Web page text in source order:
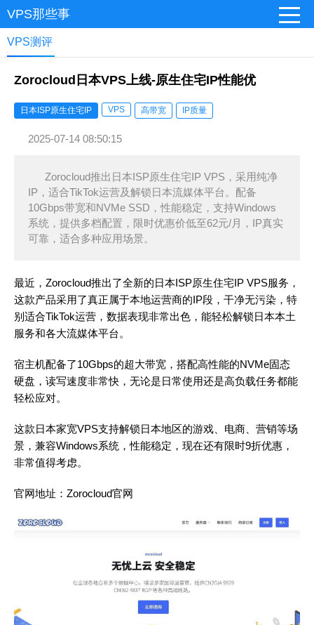
VPS那些事
VPS测评
Zorocloud日本VPS上线-原生住宅IP性能优
日本ISP原生住宅IP VPS 高带宽 IP质量
2025-07-14 08:50:15
Zorocloud推出日本ISP原生住宅IP VPS，采用纯净
IP，适合TikTok运营及解锁日本流媒体平台。配备
10Gbps带宽和NVMe SSD，性能稳定，支持Windows
系统，提供多档配置，限时优惠价低至62元/月，IP真实
可靠，适合多种应用场景。
最近，Zorocloud推出了全新的日本ISP原生住宅IP VPS服务，
这款产品采用了真正属于本地运营商的IP段，干净无污染，特
别适合TikTok运营，数据表现非常出色，能轻松解锁日本本土
服务和各大流媒体平台。
宿主机配备了10Gbps的超大带宽，搭配高性能的NVMe固态
硬盘，读写速度非常快，无论是日常使用还是高负载任务都能
轻松应对。
这款日本家宽VPS支持解锁日本地区的游戏、电商、营销等场
景，兼容Windows系统，性能稳定，现在还有限时9折优惠，
非常值得考虑。
官网地址： Zorocloud官网